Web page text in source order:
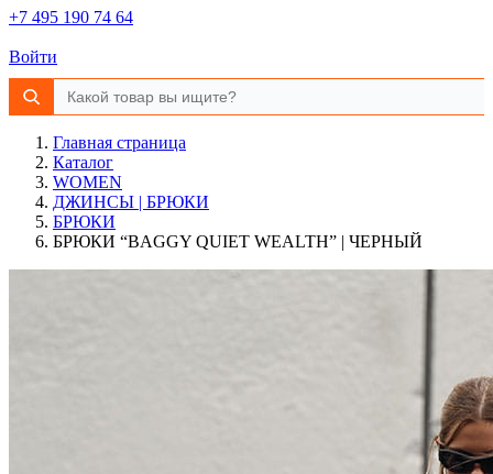
+7 495 190 74 64
Войти
Главная страница
Каталог
WOMEN
ДЖИНСЫ | БРЮКИ
БРЮКИ
БРЮКИ “BAGGY QUIET WEALTH” | ЧЕРНЫЙ